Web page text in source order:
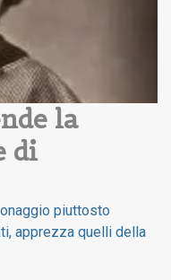
la
di
piuttosto
apprezza quelli della